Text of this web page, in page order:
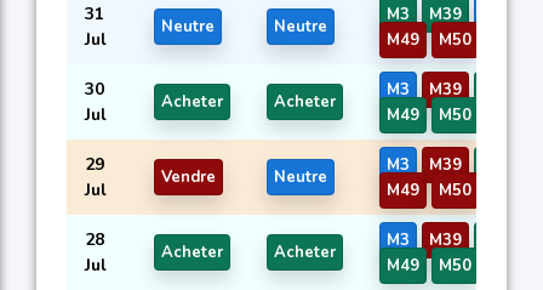
31
Jul
Neutre Neutre
M3 M39
M49
M50
30
Jul
Acheter Acheter
M3 M39
M49
M50
29
Jul
Vendre Neutre
M3 M39
M49
M50
28
Jul
Acheter Acheter
M3 M39
M49
M50